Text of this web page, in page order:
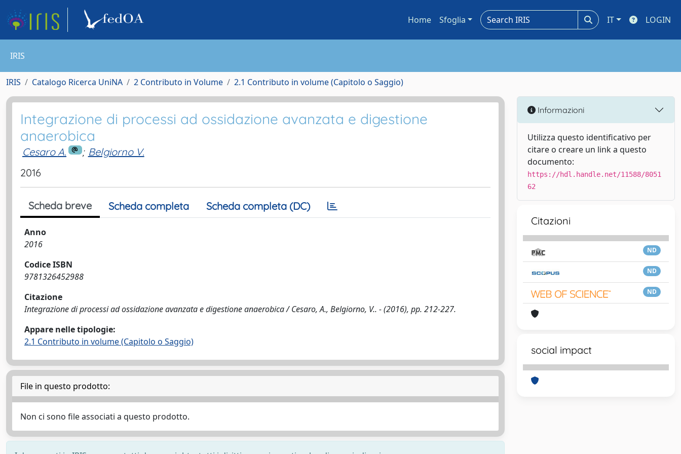
Home Sfoglia IT LOGIN
IRIS
IRIS Catalogo Ricerca UniNA 2 Contributo in Volume 2.1 Contributo in volume (Capitolo o Saggio)
Integrazione di processi ad ossidazione avanzata e digestione
anaerobica
Cesaro A. ; Belgiorno V.
2016
Scheda breve Scheda completa Scheda completa (DC)
Anno
2016
Codice ISBN
9781326452988
Citazione
Integrazione di processi ad ossidazione avanzata e digestione anaerobica / Cesaro, A., Belgiorno, V.. - (2016), pp. 212-227.
Appare nelle tipologie:
2.1 Contributo in volume (Capitolo o Saggio)
File in questo prodotto:
Non ci sono file associati a questo prodotto.
Informazioni
Utilizza questo identificativo per
citare o creare un link a questo
documento:
https://hdl.handle.net/11588/8051
62
Citazioni
ND
ND
ND
social impact